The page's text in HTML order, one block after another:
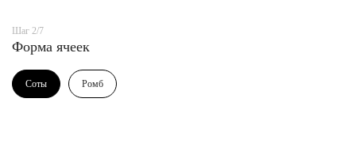
Шаг 2/7
Форма ячеек
Соты Ромб